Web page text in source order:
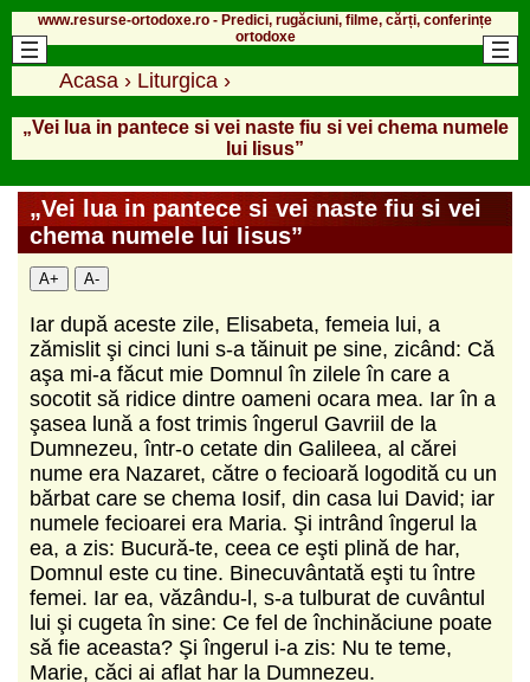
www.resurse-ortodoxe.ro - Predici, rugăciuni, filme, cărți, conferințe
ortodoxe
Acasa › Liturgica ›
„Vei lua in pantece si vei naste fiu si vei chema numele
lui Iisus”
„Vei lua in pantece si vei naste fiu si vei
chema numele lui Iisus”
A+ A-
Iar după aceste zile, Elisabeta, femeia lui, a
zămislit şi cinci luni s-a tăinuit pe sine, zicând: Că
aşa mi-a făcut mie Domnul în zilele în care a
socotit să ridice dintre oameni ocara mea. Iar în a
şasea lună a fost trimis îngerul Gavriil de la
Dumnezeu, într-o cetate din Galileea, al cărei
nume era Nazaret, către o fecioară logodită cu un
bărbat care se chema Iosif, din casa lui David; iar
numele fecioarei era Maria. Şi intrând îngerul la
ea, a zis: Bucură-te, ceea ce eşti plină de har,
Domnul este cu tine. Binecuvântată eşti tu între
femei. Iar ea, văzându-l, s-a tulburat de cuvântul
lui şi cugeta în sine: Ce fel de închinăciune poate
să fie aceasta? Şi îngerul i-a zis: Nu te teme,
Marie, căci ai aflat har la Dumnezeu.